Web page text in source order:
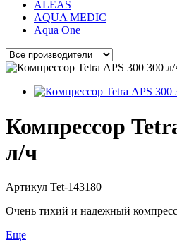
ALEAS
AQUA MEDIC
Aqua One
Компрессор
л/ч
Артикул Tet-143180
Очень тихий и надежный
Еще